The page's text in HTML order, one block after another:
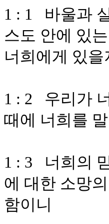
1 : 1 바울과
스도 안에 있
너희에게 있을
1 : 2 우리가
때에 너희를
1 : 3 너희의
에 대한 소망
함이니